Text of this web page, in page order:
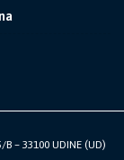
B – 33100 UDINE (UD)